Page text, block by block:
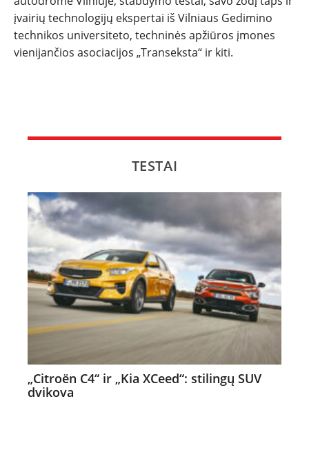
įvairių technologijų ekspertai iš Vilniaus Gedimino
technikos universiteto, techninės apžiūros įmones
vienijančios asociacijos „Transeksta“ ir kiti.
TESTAI
„Citroën C4“ ir „Kia XCeed“: stilingų SUV
dvikova